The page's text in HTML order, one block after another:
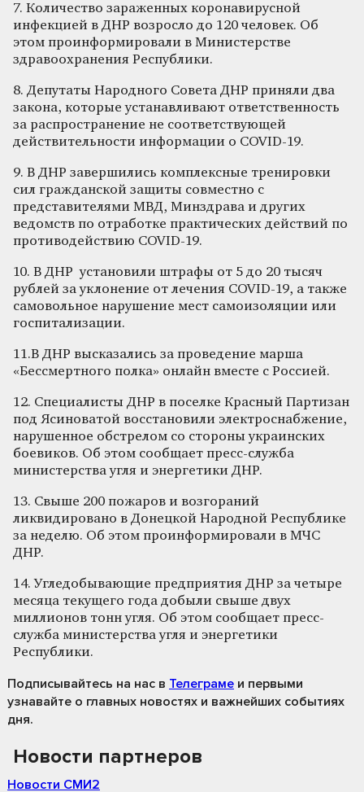
7. Количество зараженных коронавирусной
инфекцией в ДНР возросло до 120 человек. Об
этом проинформировали в Министерстве
здравоохранения Республики.
8. Депутаты Народного Совета ДНР приняли два
закона, которые устанавливают ответственность
за распространение не соответствующей
действительности информации о COVID-19.
9. В ДНР завершились комплексные тренировки
сил гражданской защиты совместно с
представителями МВД, Минздрава и других
ведомств по отработке практических действий по
противодействию COVID-19.
10. В ДНР установили штрафы от 5 до 20 тысяч
рублей за уклонение от лечения COVID-19, а также
самовольное нарушение мест самоизоляции или
госпитализации.
11.В ДНР высказались за проведение марша
«Бессмертного полка» онлайн вместе с Россией.
12. Специалисты ДНР в поселке Красный Партизан
под Ясиноватой восстановили электроснабжение,
нарушенное обстрелом со стороны украинских
боевиков. Об этом сообщает пресс-служба
министерства угля и энергетики ДНР.
13. Свыше 200 пожаров и возгораний
ликвидировано в Донецкой Народной Республике
за неделю. Об этом проинформировали в МЧС
ДНР.
14. Угледобывающие предприятия ДНР за четыре
месяца текущего года добыли свыше двух
миллионов тонн угля. Об этом сообщает пресс-
служба министерства угля и энергетики
Республики.
Подписывайтесь на нас в Телеграме и первыми
узнавайте о главных новостях и важнейших событиях
дня.
Новости партнеров
Новости СМИ2